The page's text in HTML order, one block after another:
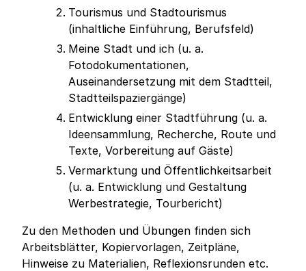
Tourismus und Stadtourismus
(inhaltliche Einführung, Berufsfeld)
Meine Stadt und ich (u. a.
Fotodokumentationen,
Auseinandersetzung mit dem Stadtteil,
Stadtteilspaziergänge)
Entwicklung einer Stadtführung (u. a.
Ideensammlung, Recherche, Route und
Texte, Vorbereitung auf Gäste)
Vermarktung und Öffentlichkeitsarbeit
(u. a. Entwicklung und Gestaltung
Werbestrategie, Tourbericht)
Zu den Methoden und Übungen finden sich
Arbeitsblätter, Kopiervorlagen, Zeitpläne,
Hinweise zu Materialien, Reflexionsrunden etc.